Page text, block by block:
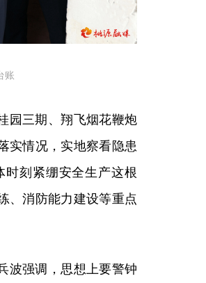
账
园三期、翔飞烟花鞭炮
实情况， 实地察看隐患
时刻紧绷安全生产这根
、消防能力建设等重点
波强调，思想上要警钟